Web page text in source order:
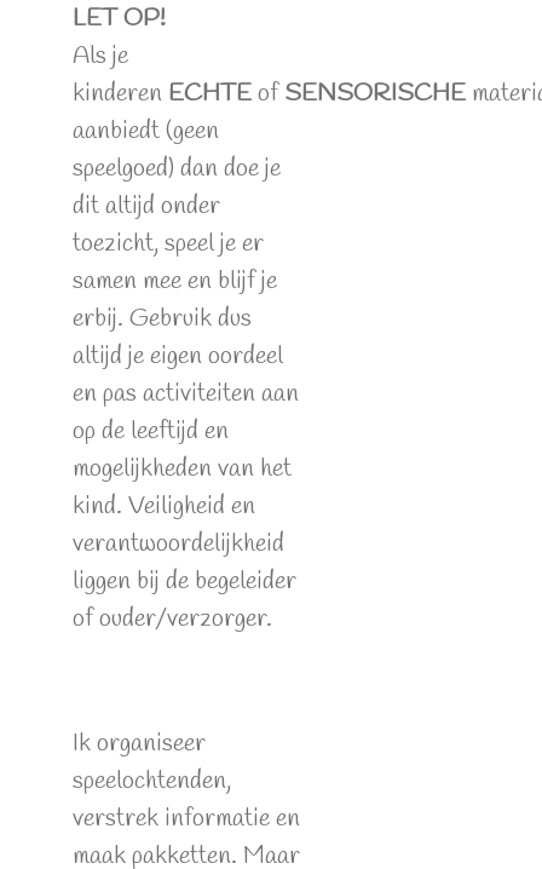
LET OP!
Als je
kinderen ECHTEofSENSORISCHE
aanbiedt (geen
speelgoed) dan doe je
dit altijd onder
toezicht, speel je er
samen mee en blijf je
erbij. Gebruik dus
altijd je eigen oordeel
en pas activiteiten aan
op de leeftijd en
mogelijkheden van het
kind. Veiligheid en
verantwoordelijkheid
liggen bij de begeleider
of ouder/verzorger.
Ik organiseer
speelochtenden,
verstrek informatie en
maak pakketten. Maar